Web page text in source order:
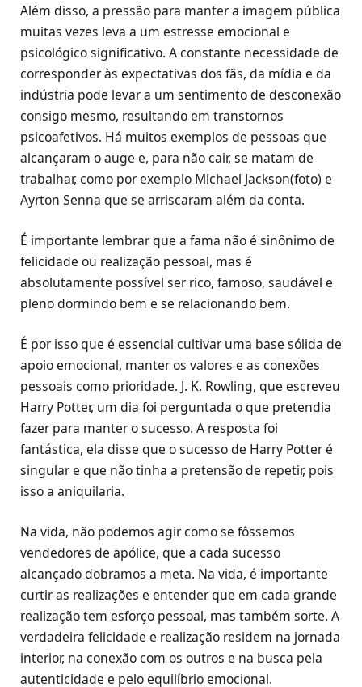
Além disso, a pressão para manter a imagem pública
muitas vezes leva a um estresse emocional e
psicológico significativo. A constante necessidade de
corresponder às expectativas dos fãs, da mídia e da
indústria pode levar a um sentimento de desconexão
consigo mesmo, resultando em transtornos
psicoafetivos. Há muitos exemplos de pessoas que
alcançaram o auge e, para não cair, se matam de
trabalhar, como por exemplo Michael Jackson(foto) e
Ayrton Senna que se arriscaram além da conta.
É importante lembrar que a fama não é sinônimo de
felicidade ou realização pessoal, mas é
absolutamente possível ser rico, famoso, saudável e
pleno dormindo bem e se relacionando bem.
É por isso que é essencial cultivar uma base sólida de
apoio emocional, manter os valores e as conexões
pessoais como prioridade. J. K. Rowling, que escreveu
Harry Potter, um dia foi perguntada o que pretendia
fazer para manter o sucesso. A resposta foi
fantástica, ela disse que o sucesso de Harry Potter é
singular e que não tinha a pretensão de repetir, pois
isso a aniquilaria.
Na vida, não podemos agir como se fôssemos
vendedores de apólice, que a cada sucesso
alcançado dobramos a meta. Na vida, é importante
curtir as realizações e entender que em cada grande
realização tem esforço pessoal, mas também sorte. A
verdadeira felicidade e realização residem na jornada
interior, na conexão com os outros e na busca pela
autenticidade e pelo equilíbrio emocional.